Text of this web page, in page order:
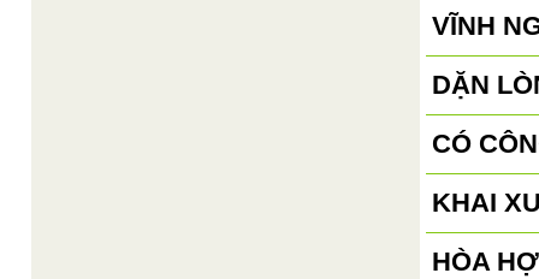
VĨNH
DẶN
CÓ
KHAI
HÒA